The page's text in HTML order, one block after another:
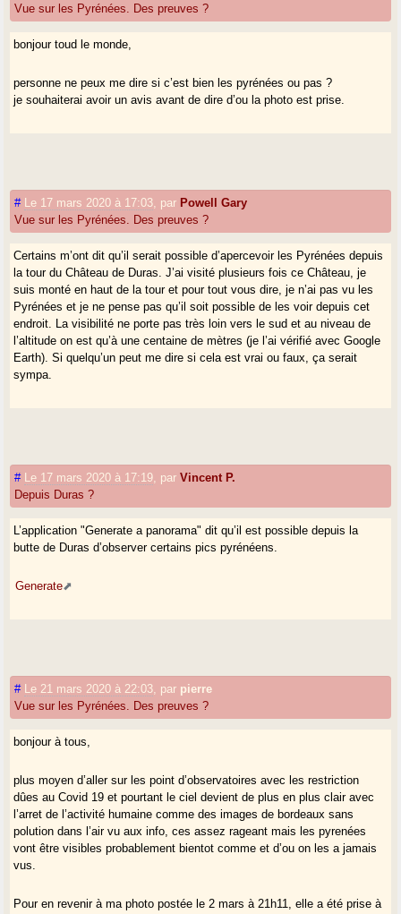
Vue sur les Pyrénées. Des preuves ?
bonjour toud le monde,
personne ne peux me dire si c’est bien les pyrénées ou pas ?
je souhaiterai avoir un avis avant de dire d’ou la photo est prise.
# Le 17 mars 2020 à 17:03 par Powell Gary
Vue sur les Pyrénées. Des preuves ?
Certains m’ont dit qu’il serait possible d’apercevoir les Pyrénées depuis
la tour du Château de Duras. J’ai visité plusieurs fois ce Château, je
suis monté en haut de la tour et pour tout vous dire, je n’ai pas vu les
Pyrénées et je ne pense pas qu’il soit possible de les voir depuis cet
endroit. La visibilité ne porte pas très loin vers le sud et au niveau de
l’altitude on est qu’à une centaine de mètres (je l’ai vérifié avec Google
Earth). Si quelqu’un peut me dire si cela est vrai ou faux, ça serait
sympa.
# Le 17 mars 2020 à 17:19 parVincent P.
Depuis Duras ?
L’application "Generate a panorama" dit qu’il est possible depuis la
butte de Duras d’observer certains pics pyrénéens.
Generate
# Le 21 mars 2020 à 22:03 par pierre
Vue sur les Pyrénées. Des preuves ?
bonjour à tous,
plus moyen d’aller sur les point d’observatoires avec les restriction
dûes au Covid 19 et pourtant le ciel devient de plus en plus clair avec
l’arret de l’activité humaine comme des images de bordeaux sans
polution dans l’air vu aux info, ces assez rageant mais les pyrenées
vont être visibles probablement bientot comme et d’ou on les a jamais
vus.
Pour en revenir à ma photo postée le 2 mars à 21h11, elle a été prise à